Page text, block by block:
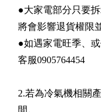
●大家電部分只要
將會影響退貨權限
●如遇家電旺季、
客服0905764454
2.若為冷氣機相關